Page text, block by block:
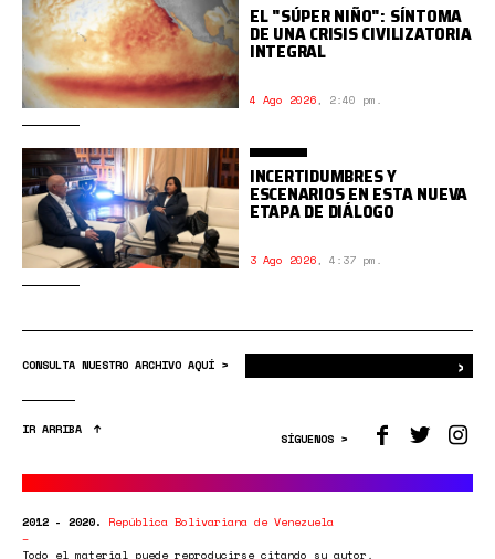
EL "SÚPER NIÑO": SÍNTOMA
DE UNA CRISIS CIVILIZATORIA
INTEGRAL
4 Ago 2026, 2:40 pm.
INCERTIDUMBRES Y
ESCENARIOS EN ESTA NUEVA
ETAPA DE DIÁLOGO
3 Ago 2026, 4:37 pm.
CONSULTA NUESTRO ARCHIVO AQUÍ > ›
IR ARRIBA
SÍGUENOS >
2012 - 2020. República Bolivariana de Venezuela
Todo el material puede reproducirse citando su autor.